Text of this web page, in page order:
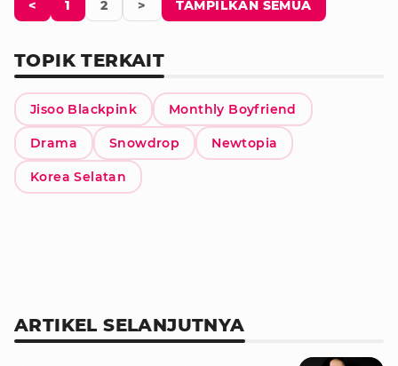
< 1 2 > TAMPILKAN SEMUA
TOPIK TERKAIT
Jisoo Blackpink Monthly Boyfriend
Drama Snowdrop Newtopia
Korea Selatan
ARTIKEL SELANJUTNYA